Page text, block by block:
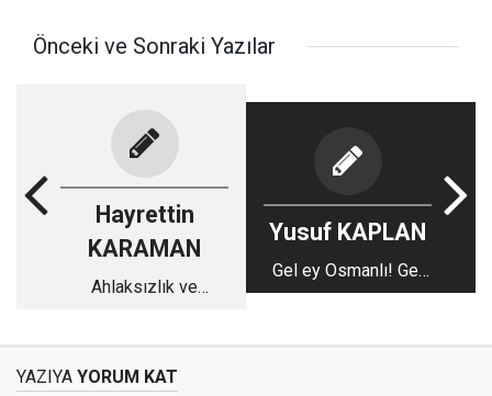
Önceki ve Sonraki Yazılar
Hayrettin
KARAMAN
Ahlaksızlık ve
Yusuf KAPLAN
Gel ey Osmanlı! Gel
ve toparla, ruh üfle şu
YAZIYA YORUM KAT